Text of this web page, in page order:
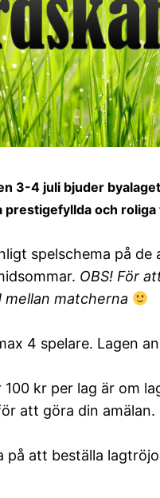
3-4 juli bjuder
prestigefyllda och
spelschema på
OBS! För
matcherna
4 spelare. Lagen
kr per lag är om
att göra din amälan.
på att beställa